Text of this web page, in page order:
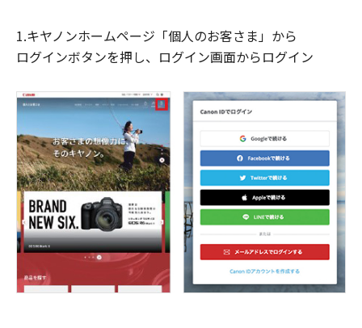
1.キヤノンホームページ「個人のお客さま」から
ログインボタンを押し、ログイン画面からログイン